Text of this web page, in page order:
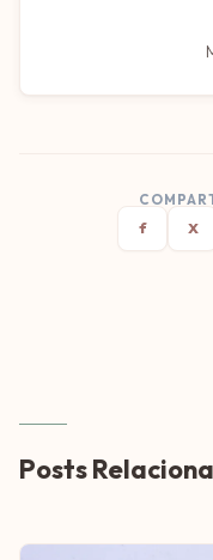
f
X
Posts